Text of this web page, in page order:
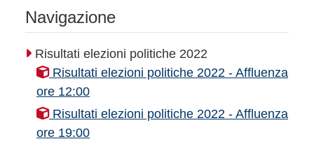
Navigazione
Risultati elezioni politiche 2022
Risultati elezioni politiche 2022 - Affluenza
ore 12:00
Risultati elezioni politiche 2022 - Affluenza
ore 19:00